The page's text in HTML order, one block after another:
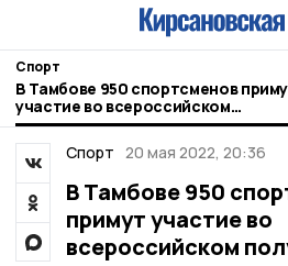
Спорт
В Тамбове 950 спортсменов
участие во всероссийском
полумарафоне
Спорт 20 мая 2022, 20:36
В Тамбове 950
примут участие во
всероссийском